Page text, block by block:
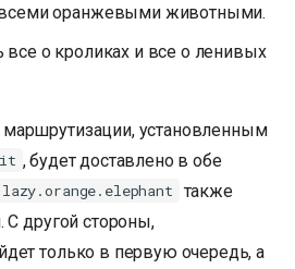
всеми оранжевыми животными.
все о кроликах и все о ленивых
установленным
, будет доставлено в обе
lazy.orange.elephant
также
С другой стороны,
только в первую очередь, а